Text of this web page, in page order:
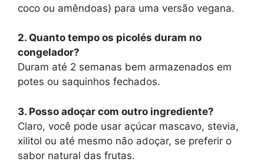
coco ou amêndoas) para uma versão vegana.
2. Quanto tempo os picolés duram no
congelador?
Duram até 2 semanas bem armazenados em
potes ou saquinhos fechados.
3. Posso adoçar com outro ingrediente?
Claro, você pode usar açúcar mascavo, stevia,
xilitol ou até mesmo não adoçar, se preferir o
sabor natural das frutas.